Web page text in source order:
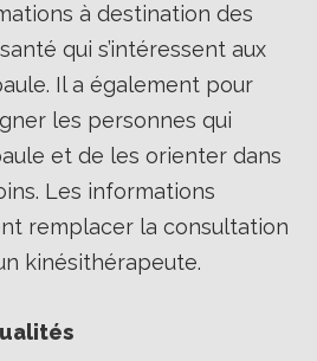
à destination des
qui s’intéressent aux
Il a également pour
les personnes qui
et de les orienter dans
Les informations
remplacer la consultation
kinésithérapeute.